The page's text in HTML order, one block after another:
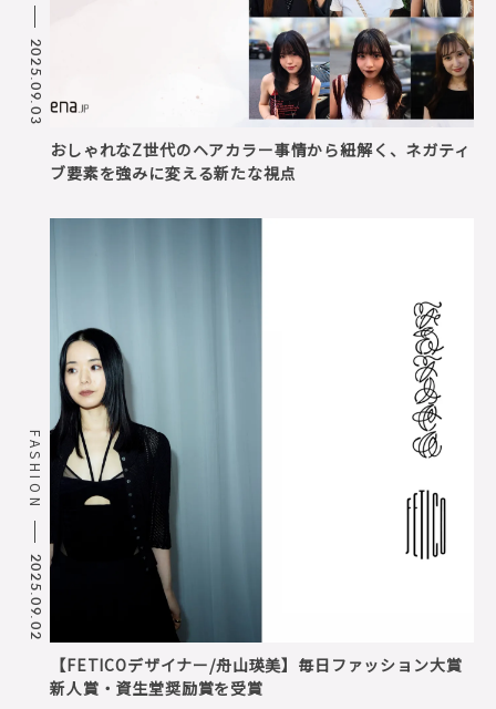
2025.09.03
おしゃれなZ世代のヘアカラー事情から紐解く、ネガティ
ブ要素を強みに変える新たな視点
FASHION
2025.09.02
【FETICOデザイナー/舟山瑛美】毎日ファッション大賞
新人賞・資生堂奨励賞を受賞